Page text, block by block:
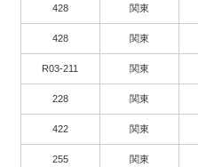
428 関東
428 関東
R03-211 関東
228 関東
422 関東
255 関東